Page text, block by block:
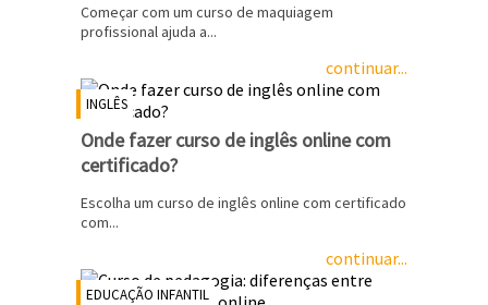
Começar com um curso de maquiagem
profissional ajuda a...
continuar...
INGLÊS
Onde fazer curso de inglês online com
certificado?
Escolha um curso de inglês online com certificado
com...
continuar...
EDUCAÇÃO INFANTIL